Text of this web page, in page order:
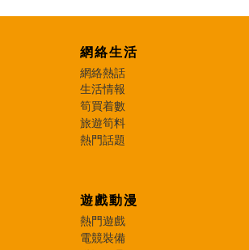
網絡生活
網絡熱話
生活情報
筍買着數
旅遊筍料
熱門話題
遊戲動漫
熱門遊戲
電競裝備